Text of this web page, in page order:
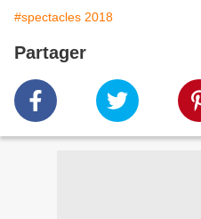
#spectacles 2018
Partager